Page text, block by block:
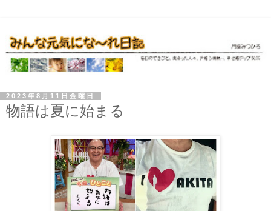
2023年8月11日金曜日
物語は夏に始まる